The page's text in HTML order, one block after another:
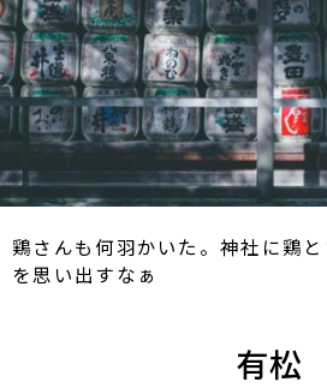
鶏さんも何羽かいた。神社に鶏
を思い出すなぁ
有松